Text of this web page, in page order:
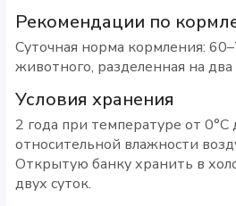
Рекомендации по
Суточная норма кормления:
животного, разделенная на
Условия хранения
2 года при температуре от 0°С
относительной влажности
Открытую банку хранить в
двух суток.